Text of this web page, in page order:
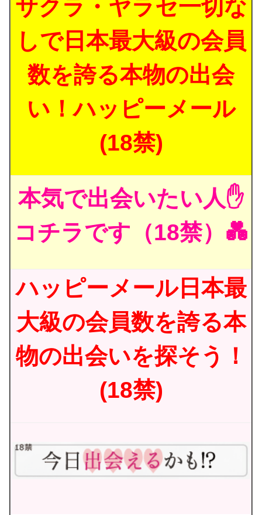
サクラ・ヤラセ一切な
しで日本最大級の会員
数を誇る本物の出会
い！ハッピーメール
(18禁)
本気で出会いたい人✋
コチラです（18禁）💑
ハッピーメール日本最
大級の会員数を誇る本
物の出会いを探そう！
(18禁)